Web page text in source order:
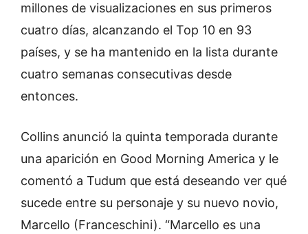
millones de visualizaciones en sus primeros
cuatro días, alcanzando el Top 10 en 93
países, y se ha mantenido en la lista durante
cuatro semanas consecutivas desde
entonces.
Collins anunció la quinta temporada durante
una aparición en Good Morning America y le
comentó a Tudum que está deseando ver qué
sucede entre su personaje y su nuevo novio,
Marcello (Franceschini). “Marcello es una